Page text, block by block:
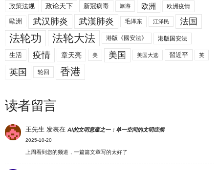
政策法规 政论天下 新冠病毒 旅游 欧洲 欧洲疫情
歐洲 武汉肺炎 武漢肺炎 毛泽东 江泽民 法国
法轮功 法轮大法 港版《國安法》 港版国安法
生活 疫情 章天亮 美 美国 美国大选 習近平 英
英国 轮回 香港
读者留言
王先生 发表在AI的文明意蕴之一：单一空间的文明症候
2025-10-20
上周看到您的频道，一篇篇文章写的太好了